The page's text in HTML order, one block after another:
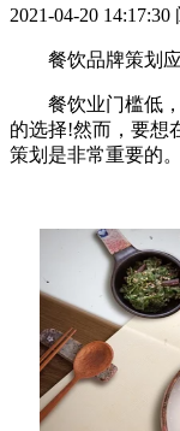
2021-04-20 14:17:30
餐饮品牌策划应
餐饮业门槛低，
的选择!然而，要想
策划是非常重要的